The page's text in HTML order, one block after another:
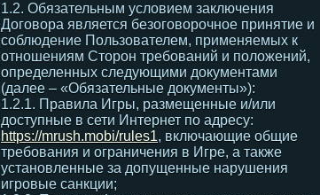
1.2. Обязательным условием заключения
Договора является безоговорочное принятие и
соблюдение Пользователем, применяемых к
отношениям Сторон требований и положений,
определенных следующими документами
(далее – «Обязательные документы»):
1.2.1. Правила Игры, размещенные и/или
доступные в сети Интернет по адресу:
https://mrush.mobi/rules1, включающие общие
требования и ограничения в Игре, а также
установленные за допущенные нарушения
игровые санкции;